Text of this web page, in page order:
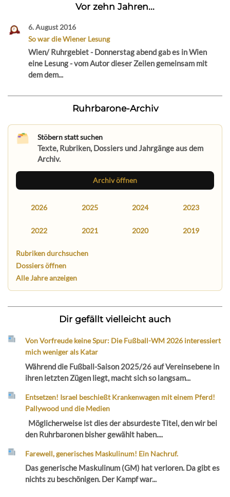
Vor zehn Jahren...
6. August 2016
So war die Wiener Lesung
Wien/ Ruhrgebiet - Donnerstag abend gab es in Wien
eine Lesung - vom Autor dieser Zeilen gemeinsam mit
dem dem...
Ruhrbarone-Archiv
Stöbern statt suchen
Texte, Rubriken, Dossiers und Jahrgänge aus dem
Archiv.
Archiv öffnen
2026 2025 2024 2023
2022 2021 2020 2019
Rubriken durchsuchen
Dossiers öffnen
Alle Jahre anzeigen
Dir gefällt vielleicht auch
Von Vorfreude keine Spur: Die Fußball-WM 2026 interessiert
mich weniger als Katar
Während die Fußball-Saison 2025/26 auf Vereinsebene in
ihren letzten Zügen liegt, macht sich so langsam...
Entsetzen! Israel beschießt Krankenwagen mit einem Pferd!
Pallywood und die Medien
Möglicherweise ist dies der absurdeste Titel, den wir bei
den Ruhrbaronen bisher gewählt haben....
Farewell, generisches Maskulinum! Ein Nachruf.
Das generische Maskulinum (GM) hat verloren. Da gibt es
nichts zu beschönigen. Der Kampf war...